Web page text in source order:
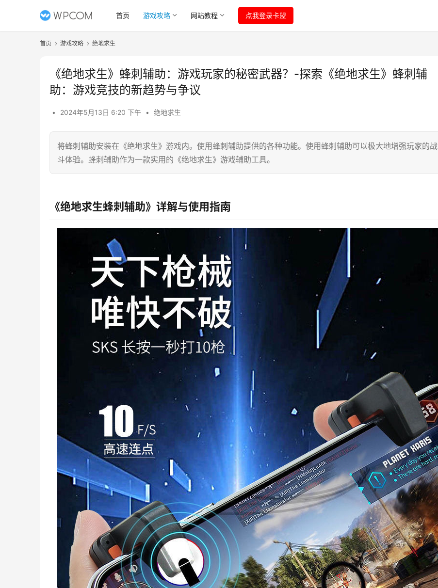
首页 游戏攻略 网站教程 点我登录卡盟
首页 游戏攻略 绝地求生
《绝地求生》蜂刺辅助：游戏玩家的秘密武器？-探索《绝地求生》蜂刺辅
助：游戏竞技的新趋势与争议
• 2024年5月13日 6:20 下午 • 绝地求生
将蜂刺辅助安装在《绝地求生》游戏内。使用蜂刺辅助提供的各种功能。使用蜂刺辅助可以极大地增强玩家的战
斗体验。蜂刺辅助作为一款实用的《绝地求生》游戏辅助工具。
《绝地求生蜂刺辅助》详解与使用指南